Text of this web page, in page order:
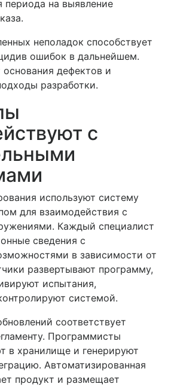
на выявление
неполадок способствует
ошибок в дальнейшем.
дефектов и
разработки.
с
используют систему
для взаимодействия с
Каждый специалист
сведения с
в зависимости от
развертывают программу,
испытания,
системой.
соответствует
Программисты
в хранилище и генерируют
Автоматизированная
продукт и размещает